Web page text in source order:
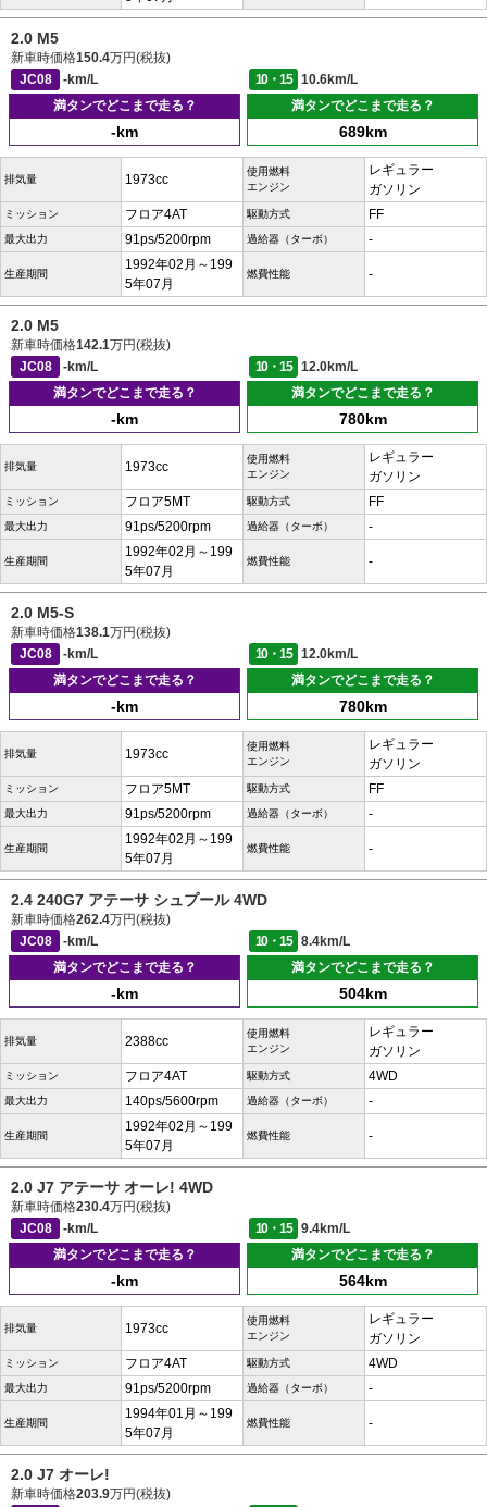
2.0 M5
新車時価格150.4万円(税抜)
JC08
-km/L 10・15
10.6km/L
満タンでどこまで走る？
-km
満タンでどこまで走る？
689km
排気量 1973cc
使用燃料
エンジン
レギュラー
ガソリン
ミッション フロア4AT 駆動方式 FF
最大出力 91ps/5200rpm 過給器（ターボ） -
生産期間
1992年02月～199
5年07月
燃費性能 -
2.0 M5
新車時価格142.1万円(税抜)
JC08
-km/L 10・15
12.0km/L
満タンでどこまで走る？
-km
満タンでどこまで走る？
780km
排気量 1973cc
使用燃料
エンジン
レギュラー
ガソリン
ミッション フロア5MT 駆動方式 FF
最大出力 91ps/5200rpm 過給器（ターボ） -
生産期間
1992年02月～199
5年07月
燃費性能 -
2.0 M5-S
新車時価格138.1万円(税抜)
JC08
-km/L 10・15
12.0km/L
満タンでどこまで走る？
-km
満タンでどこまで走る？
780km
排気量 1973cc
使用燃料
エンジン
レギュラー
ガソリン
ミッション フロア5MT 駆動方式 FF
最大出力 91ps/5200rpm 過給器（ターボ） -
生産期間
1992年02月～199
5年07月
燃費性能 -
2.4 240G7 アテーサ シュプール 4WD
新車時価格262.4万円(税抜)
JC08
-km/L 10・15
8.4km/L
満タンでどこまで走る？
-km
満タンでどこまで走る？
504km
排気量 2388cc
使用燃料
エンジン
レギュラー
ガソリン
ミッション フロア4AT 駆動方式 4WD
最大出力 140ps/5600rpm 過給器（ターボ） -
生産期間
1992年02月～199
5年07月
燃費性能 -
2.0 J7 アテーサ オーレ! 4WD
新車時価格230.4万円(税抜)
JC08
-km/L 10・15
9.4km/L
満タンでどこまで走る？
-km
満タンでどこまで走る？
564km
排気量 1973cc
使用燃料
エンジン
レギュラー
ガソリン
ミッション フロア4AT 駆動方式 4WD
最大出力 91ps/5200rpm 過給器（ターボ） -
生産期間
1994年01月～199
5年07月
燃費性能 -
2.0 J7 オーレ!
新車時価格203.9万円(税抜)